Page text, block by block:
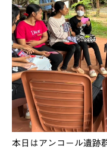
本日はアンコール遺跡